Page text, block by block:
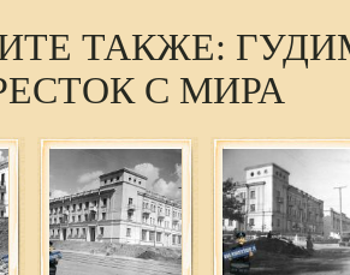
ТАКЖЕ:
С МИРА